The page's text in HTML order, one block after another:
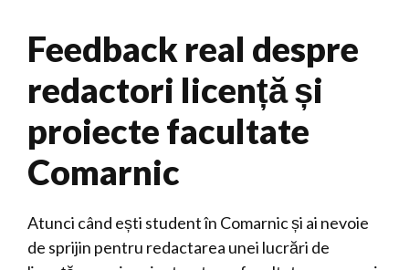
Feedback real despre
redactori licență și
proiecte facultate
Comarnic
Atunci când ești student în Comarnic și ai nevoie
de sprijin pentru redactarea unei lucrări de